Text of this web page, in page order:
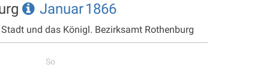
Januar1866
und das Königl. Bezirksamt Rothenburg
So